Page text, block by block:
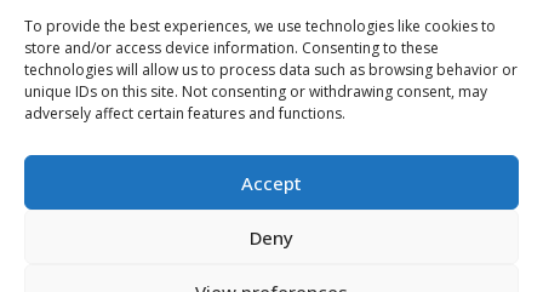
To provide the best experiences, we use technologies like cookies to
store and/or access device information. Consenting to these
technologies will allow us to process data such as browsing behavior or
unique IDs on this site. Not consenting or withdrawing consent, may
adversely affect certain features and functions.
Accept
Deny
Ruokailu
Nähtävyydet
Visit Tallinn
Ammattilaisille
Harju-, Rapla- & Läänemaa DMO